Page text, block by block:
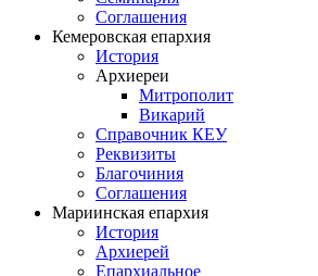
Соглашения
Кемеровская епархия
История
Архиереи
Митрополит
Викарий
Справочник КЕУ
Реквизиты
Благочиния
Соглашения
Мариинская епархия
История
Архиерей
Епархиальное